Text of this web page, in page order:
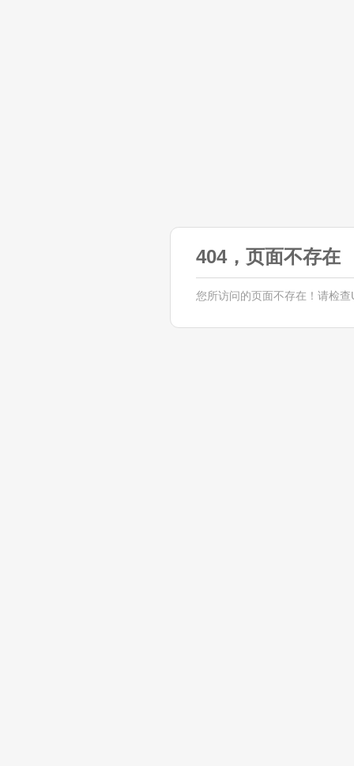
404，页面不存在
您所访问的页面不存在！请检